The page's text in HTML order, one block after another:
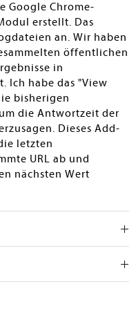
Google Chrome-
erstellt. Das
an. Wir haben
öffentlichen
in
Ich habe das "View
bisherigen
die Antwortzeit der
Dieses Add-
letzten
URL ab und
nächsten Wert